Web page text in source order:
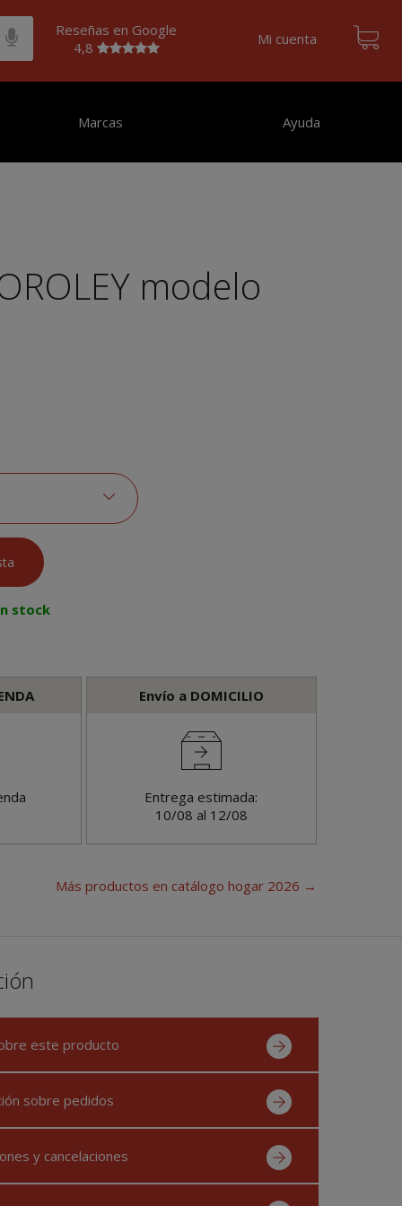
Reseñas en Google
4,8
Mi cuenta
Marcas Ayuda
modelo
stock
Envío a DOMICILIO
Entrega estimada:
10/08 al 12/08
Más productos en catálogo hogar 2026 →
este producto
sobre pedidos
y cancelaciones